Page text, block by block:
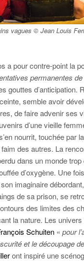
vagues © Jean Louis
a pour contre-point la
permanentes
gouttes d’anticipation.
semble avoir
de faire advenir ses
d’une vieille
nourrit, touchée par
des autres. La
dans un monde trop
d’oxygène. Une
imaginaire
de sa prison, se
des limites des
la nature. Les
Schuiten « pour
et le découpage
ont inspiré une